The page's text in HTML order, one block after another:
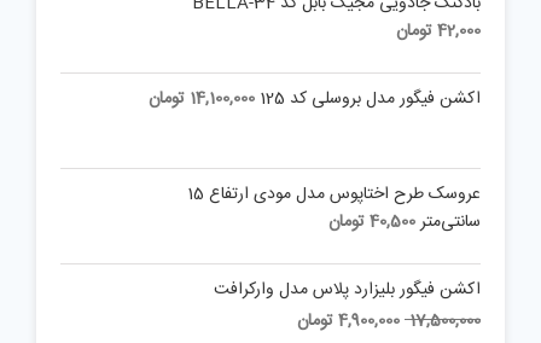
42,000تومان
اکشن فیگور مدل بروسلی کد 125 14,100,000 تومان
عروسک طرح اختاپوس مدل مودی ارتفاع 15
سانتی‌متر40,500تومان
اکشن فیگور بلیزارد پلاس مدل وارکرافت
17,500,000
Original
4,900,000تومان